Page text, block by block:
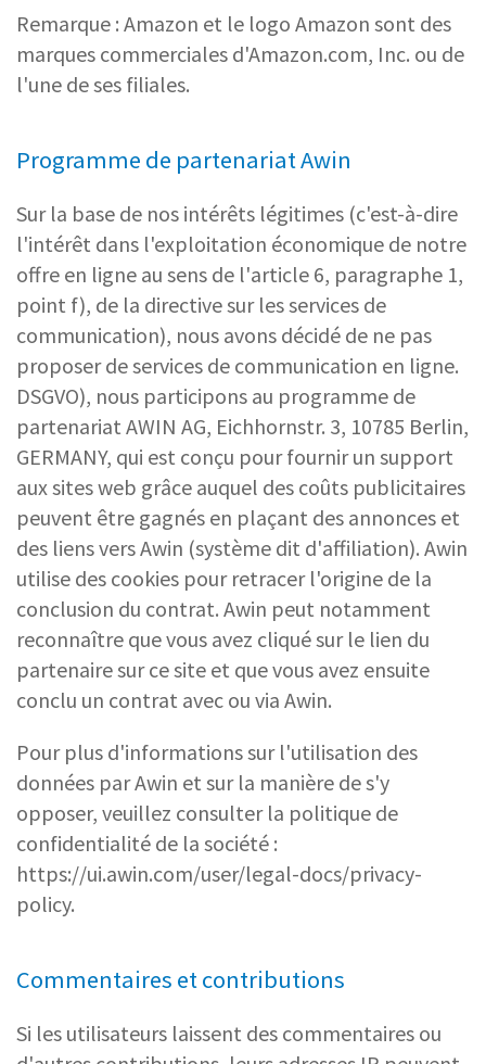
Remarque : Amazon et le logo Amazon sont des
marques commerciales d'Amazon.com, Inc. ou de
l'une de ses filiales.
Programme de partenariat Awin
Sur la base de nos intérêts légitimes (c'est-à-dire
l'intérêt dans l'exploitation économique de notre
offre en ligne au sens de l'article 6, paragraphe 1,
point f), de la directive sur les services de
communication), nous avons décidé de ne pas
proposer de services de communication en ligne.
DSGVO), nous participons au programme de
partenariat AWIN AG, Eichhornstr. 3, 10785 Berlin,
GERMANY, qui est conçu pour fournir un support
aux sites web grâce auquel des coûts publicitaires
peuvent être gagnés en plaçant des annonces et
des liens vers Awin (système dit d'affiliation). Awin
utilise des cookies pour retracer l'origine de la
conclusion du contrat. Awin peut notamment
reconnaître que vous avez cliqué sur le lien du
partenaire sur ce site et que vous avez ensuite
conclu un contrat avec ou via Awin.
Pour plus d'informations sur l'utilisation des
données par Awin et sur la manière de s'y
opposer, veuillez consulter la politique de
confidentialité de la société :
https://ui.awin.com/user/legal-docs/privacy-
policy.
Commentaires et contributions
Si les utilisateurs laissent des commentaires ou